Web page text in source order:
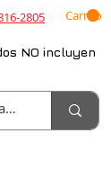
2805 Carrito
NO incluyen